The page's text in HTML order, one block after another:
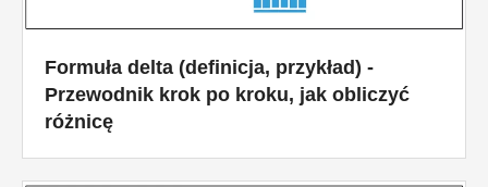
Formuła delta (definicja, przykład) -
Przewodnik krok po kroku, jak obliczyć
różnicę